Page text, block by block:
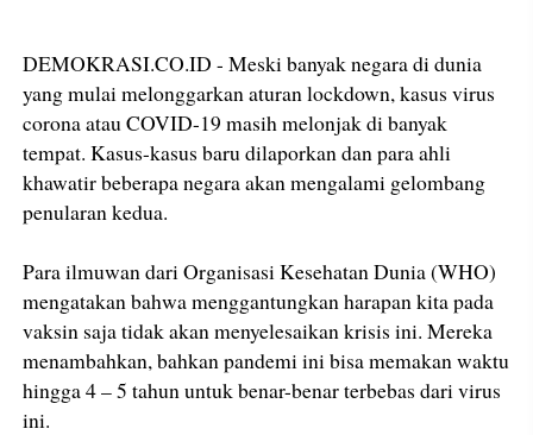
DEMOKRASI.CO.ID - Meski banyak negara di dunia
yang mulai melonggarkan aturan lockdown, kasus virus
corona atau COVID-19 masih melonjak di banyak
tempat. Kasus-kasus baru dilaporkan dan para ahli
khawatir beberapa negara akan mengalami gelombang
penularan kedua.
Para ilmuwan dari Organisasi Kesehatan Dunia (WHO)
mengatakan bahwa menggantungkan harapan kita pada
vaksin saja tidak akan menyelesaikan krisis ini. Mereka
menambahkan, bahkan pandemi ini bisa memakan waktu
hingga 4 – 5 tahun untuk benar-benar terbebas dari virus
ini.